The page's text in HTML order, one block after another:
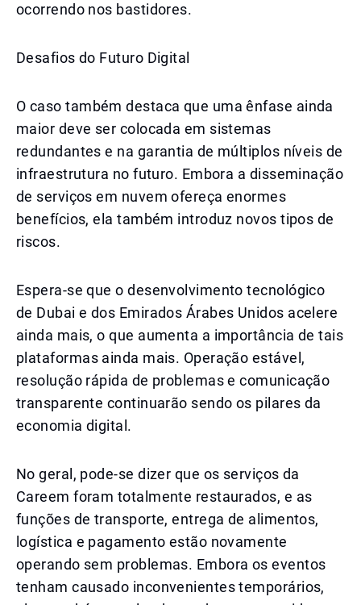
ocorrendo nos bastidores.
Desafios do Futuro Digital
O caso também destaca que uma ênfase ainda
maior deve ser colocada em sistemas
redundantes e na garantia de múltiplos níveis de
infraestrutura no futuro. Embora a disseminação
de serviços em nuvem ofereça enormes
benefícios, ela também introduz novos tipos de
riscos.
Espera-se que o desenvolvimento tecnológico
de Dubai e dos Emirados Árabes Unidos acelere
ainda mais, o que aumenta a importância de tais
plataformas ainda mais. Operação estável,
resolução rápida de problemas e comunicação
transparente continuarão sendo os pilares da
economia digital.
No geral, pode-se dizer que os serviços da
Careem foram totalmente restaurados, e as
funções de transporte, entrega de alimentos,
logística e pagamento estão novamente
operando sem problemas. Embora os eventos
tenham causado inconvenientes temporários,